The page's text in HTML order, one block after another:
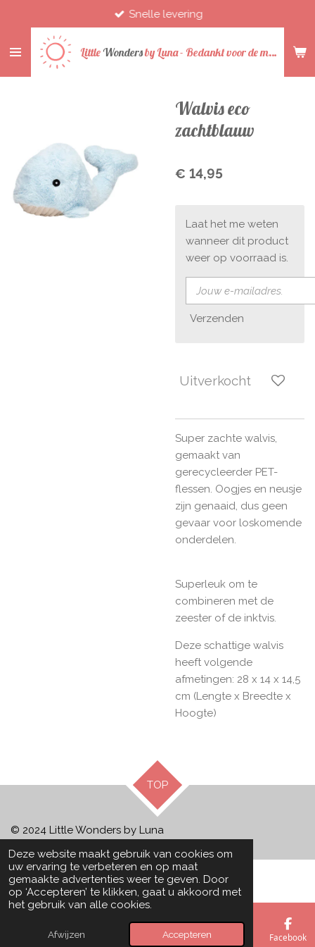
Deze website maakt gebruik van cookies om
uw ervaring te verbeteren en op maat
gemaakte advertenties weer te geven. Door
op ‘Accepteren’ te klikken, gaat u akkoord met
het gebruik van alle cookies.
Afwijzen Accepteren
direct
naar
LittleWondersbyLuna - Bedankt voor de mooie jaren
Snelle levering
Walvis eco
zachtblauw
€ 14,95
Laat het me weten
wanneer dit product
weer op voorraad is.
Verzenden
Uitverkocht
Super zachte walvis,
gemaakt van
gerecycleerder PET-
flessen. Oogjes en neusje
zijn genaaid, dus geen
gevaar voor loskomende
onderdelen.
Superleuk om te
combineren met de
zeester of de inktvis.
Deze schattige walvis
heeft volgende
afmetingen: 28 x 14 x 14,5
cm (Lengte x Breedte x
Hoogte)
TOP
© 2024 Little Wonders by Luna
E-mailadres Telefoonnummer Kaart Facebook